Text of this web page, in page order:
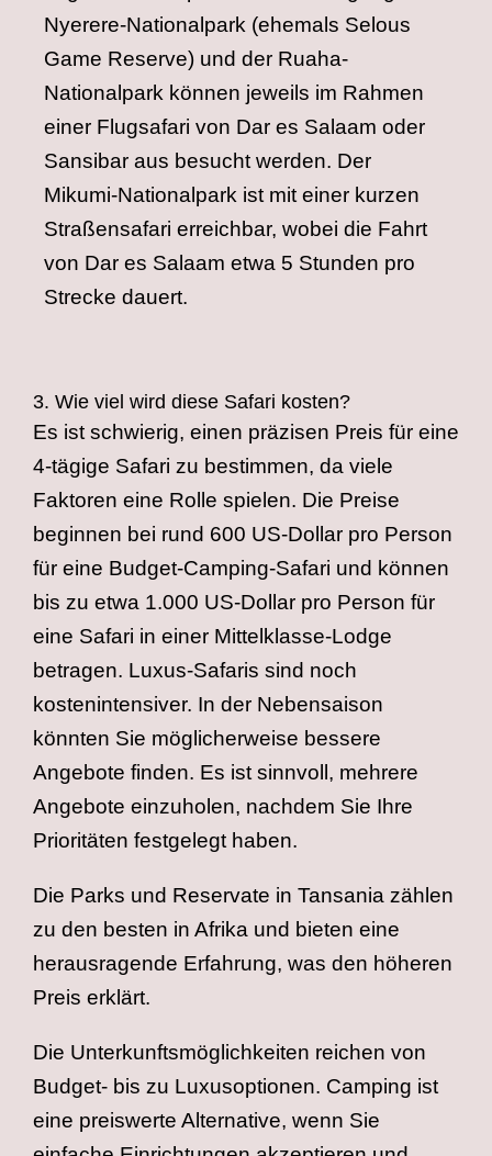
Nyerere-Nationalpark (ehemals Selous
Game Reserve) und der Ruaha-
Nationalpark können jeweils im Rahmen
einer Flugsafari von Dar es Salaam oder
Sansibar aus besucht werden. Der
Mikumi-Nationalpark ist mit einer kurzen
Straßensafari erreichbar, wobei die Fahrt
von Dar es Salaam etwa 5 Stunden pro
Strecke dauert.
3. Wie viel wird diese Safari kosten?
Es ist schwierig, einen präzisen Preis für eine
4-tägige Safari zu bestimmen, da viele
Faktoren eine Rolle spielen. Die Preise
beginnen bei rund 600 US-Dollar pro Person
für eine Budget-Camping-Safari und können
bis zu etwa 1.000 US-Dollar pro Person für
eine Safari in einer Mittelklasse-Lodge
betragen. Luxus-Safaris sind noch
kostenintensiver. In der Nebensaison
könnten Sie möglicherweise bessere
Angebote finden. Es ist sinnvoll, mehrere
Angebote einzuholen, nachdem Sie Ihre
Prioritäten festgelegt haben.
Die Parks und Reservate in Tansania zählen
zu den besten in Afrika und bieten eine
herausragende Erfahrung, was den höheren
Preis erklärt.
Die Unterkunftsmöglichkeiten reichen von
Budget- bis zu Luxusoptionen. Camping ist
eine preiswerte Alternative, wenn Sie